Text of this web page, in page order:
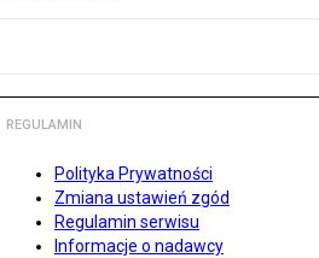
REGULAMIN
Polityka Prywatności
Zmiana ustawień zgód
Regulamin serwisu
Informacje o nadawcy